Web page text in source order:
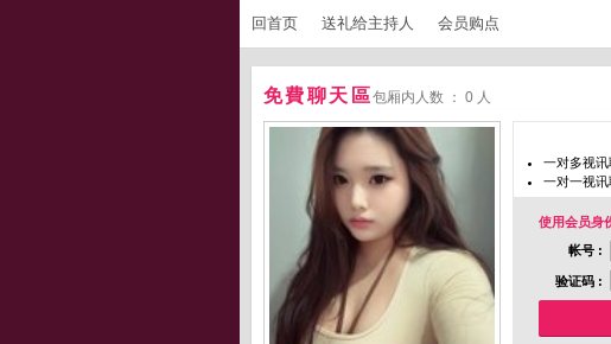
回首页 送礼给主持人 会员购点
免費聊天區包厢内人数 ： 0 人
一对多视
一对一视
使用会员身
帐号 :
验证码 :